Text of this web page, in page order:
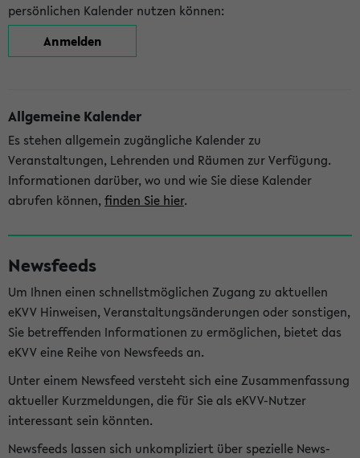
persönlichen Kalender nutzen können:
Anmelden
Allgemeine Kalender
Es stehen allgemein zugängliche Kalender zu
Veranstaltungen, Lehrenden und Räumen zur Verfügung.
Informationen darüber, wo und wie Sie diese Kalender
abrufen können, finden Sie hier.
Newsfeeds
Um Ihnen einen schnellstmöglichen Zugang zu aktuellen
eKVV Hinweisen, Veranstaltungsänderungen oder sonstigen,
Sie betreffenden Informationen zu ermöglichen, bietet das
eKVV eine Reihe von Newsfeeds an.
Unter einem Newsfeed versteht sich eine Zusammenfassung
aktueller Kurzmeldungen, die für Sie als eKVV-Nutzer
interessant sein könnten.
Newsfeeds lassen sich unkompliziert über spezielle News-